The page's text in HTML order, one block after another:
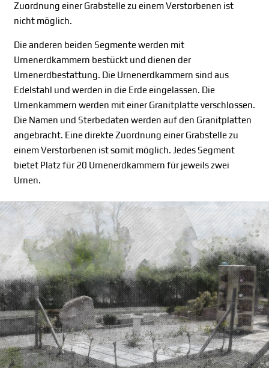
Zuordnung einer Grabstelle zu einem Verstorbenen ist
nicht möglich.
Die anderen beiden Segmente werden mit
Urnenerdkammern bestückt und dienen der
Urnenerdbestattung. Die Urnenerdkammern sind aus
Edelstahl und werden in die Erde eingelassen. Die
Urnenkammern werden mit einer Granitplatte verschlossen.
Die Namen und Sterbedaten werden auf den Granitplatten
angebracht. Eine direkte Zuordnung einer Grabstelle zu
einem Verstorbenen ist somit möglich. Jedes Segment
bietet Platz für 20 Urnenerdkammern für jeweils zwei
Urnen.